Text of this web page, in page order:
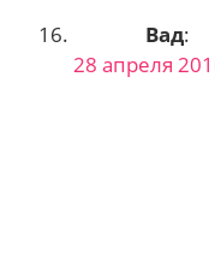
Вад:
28 апреля